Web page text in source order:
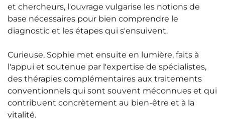
et chercheurs, l'ouvrage vulgarise les notions de
base nécessaires pour bien comprendre le
diagnostic et les étapes qui s'ensuivent.
Curieuse, Sophie met ensuite en lumière, faits à
l'appui et soutenue par l'expertise de spécialistes,
des thérapies complémentaires aux traitements
conventionnels qui sont souvent méconnues et qui
contribuent concrètement au bien-être et à la
vitalité.